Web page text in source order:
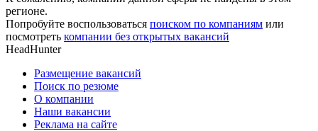
регионе.
Попробуйте воспользоваться поиском по компаниям или
посмотреть компании без открытых вакансий
HeadHunter
Размещение вакансий
Поиск по резюме
О компании
Наши вакансии
Реклама на сайте